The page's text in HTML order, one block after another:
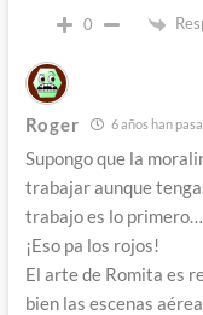
0
Roger 6 años han
Supongo que la
trabajar aunque
trabajo es lo
¡Eso pa los rojos!
El arte de Romita es
bien las escenas